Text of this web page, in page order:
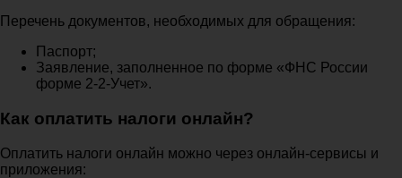
Перечень документов, необходимых для обращения:
Паспорт;
Заявление, заполненное по форме «ФНС России
форме 2-2-Учет».
Как оплатить налоги онлайн?
Оплатить налоги онлайн можно через онлайн-сервисы и
приложения: